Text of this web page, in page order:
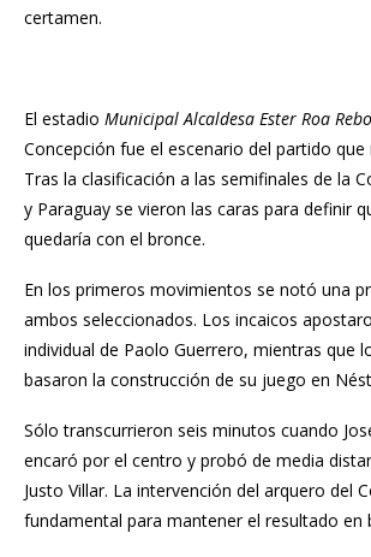
certamen.
El estadio Municipal Alcaldesa Ester Roa
Concepción fue el escenario del partido que
Tras la clasificación a las semifinales de la
y Paraguay se vieron las caras para definir
quedaría con el bronce.
En los primeros movimientos se notó una
ambos seleccionados. Los incaicos
individual de Paolo Guerrero, mientras que
basaron la construcción de su juego en
Sólo transcurrieron seis minutos cuando
encaró por el centro y probó de media
Justo Villar. La intervención del arquero del
fundamental para mantener el resultado en